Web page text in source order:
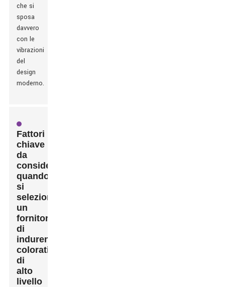
che si
sposa
davvero
con le
vibrazioni
del
design
moderno.
Fattori
chiave
da
considerare
quando
si
seleziona
un
fornitore
di
indurenti
colorati
di
alto
livello